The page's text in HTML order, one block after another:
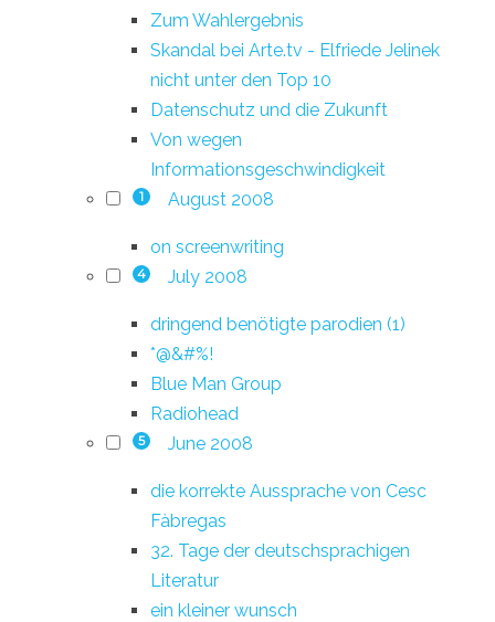
Zum Wahlergebnis
Skandal bei Arte.tv - Elfriede Jelinek
nicht unter den Top 10
Datenschutz und die Zukunft
Von wegen
Informationsgeschwindigkeit
1 August 2008
on screenwriting
4 July 2008
dringend benötigte parodien (1)
*@&#%!
Blue Man Group
Radiohead
5 June 2008
die korrekte Aussprache von Cesc
Fàbregas
32. Tage der deutschsprachigen
Literatur
ein kleiner wunsch